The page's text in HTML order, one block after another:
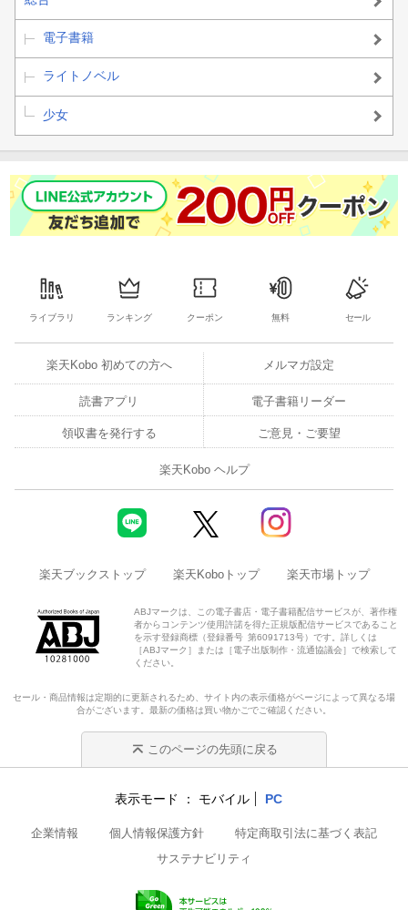
電子書籍
ライトノベル
少女
ライブラリ ランキング クーポン 無料 セール
楽天Kobo 初めての方へ メルマガ設定
読書アプリ 電子書籍リーダー
領収書を発行する ご意見・ご要望
楽天Kobo ヘルプ
楽天ブックストップ 楽天Koboトップ 楽天市場トップ
ABJマークは、この電子書店・電子書籍配信サービスが、著作権
者からコンテンツ使用許諾を得た正規版配信サービスであること
を示す登録商標（登録番号 第6091713号）です。詳しくは
［ABJマーク］または［電子出版制作・流通協議会］で検索して
ください。
セール・商品情報は定期的に更新されるため、サイト内の表示価格がページによって異なる場
合がございます。最新の価格は買い物かごでご確認ください。
このページの先頭に戻る
表示モード モバイル PC
企業情報 個人情報保護方針
特定商取引法に基づく表記
サステナビリティ